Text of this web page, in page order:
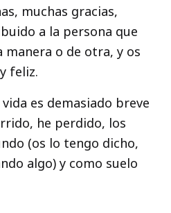
muchas gracias,
a la persona que
manera o de otra, y os
feliz.
es demasiado breve
he perdido, los
(os lo tengo dicho,
algo) y como suelo